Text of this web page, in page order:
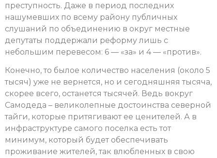
преступность. Даже в период последних
нашумевших по всему району публичных
слушаний по объединению в округ местные
депутаты поддержали реформу лишь с
небольшим перевесом: 6 — «за» и 4 — «против».
Конечно, то былое количество населения (около 5
тысяч) уже не вернется, но и сегодняшняя тысяча,
скорее всего, останется тысячей. Ведь вокруг
Самодеда – великолепные достоинства северной
тайги, которые притягивают ее ценителей. А в
инфраструктуре самого поселка есть тот
минимум, который будет обеспечивать
проживание жителей, так влюбленных в свою